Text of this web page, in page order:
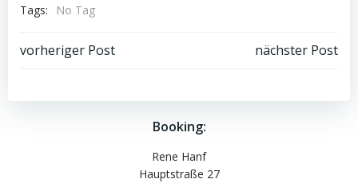
Tags:
No Tag
Post
navigation
vorheriger Post
navigation
nächster Post
Booking:
Rene Hanf
Hauptstraße 27